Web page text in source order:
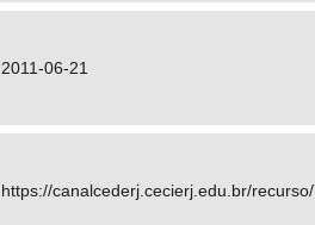
2011-06-21
https://canalcederj.cecierj.edu.br/